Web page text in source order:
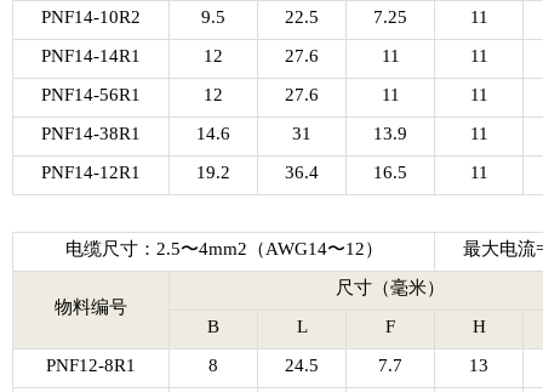
PNF14-10R2
9.5 22.5 7.25
11
PNF14-14R1
12 27.6 11
11
PNF14-56R1
12 27.6 11
11
PNF14-38R1
14.6 31 13.9
11
PNF14-12R1
19.2 36.4 16.5 11
电缆尺寸：2.5〜4mm2（AWG14〜12） 最大电流
物料编号
尺寸（毫米）
B
L F
H
PNF12-8R1
8 24.5 7.7
13